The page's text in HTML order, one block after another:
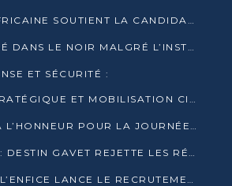
ONU : L’UNION AFRICAINE SOUTIENT LA CANDIDATURE DE MACKY SALL
MADIBOU PLONGÉ DANS LE NOIR MALGRÉ L’INSTALLATION D’UN NOUVEAU TRANSFORMATEUR
ET SÉCURITÉ :
CITOYENNE POUR NOTRE SOUVERAINETÉ NATIONALE
HENRI DJOMBO À L’HONNEUR POUR LA JOURNÉE MONDIALE DU THÉÂTRE
PRÉSIDENTIELLE : DESTIN GAVET REJETTE LES RÉSULTATS ET APPELLE À UN DIALOGUE NATIONAL
ENSEIGNEMENT : L’ENFICE LANCE LE RECRUTEMENT DE SA PREMIÈRE PROMOTION DE PROFESSEURS DES ÉCOLES